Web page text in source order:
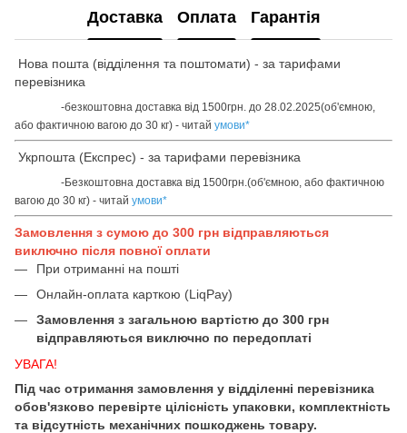
Доставка Оплата Гарантія
Нова пошта (відділення та поштомати) - за тарифами
перевізника
-безкоштовна доставка від 1500грн. до 28.02.2025(об'ємною,
або фактичною вагою до 30 кг) - читай умови*
Укрпошта (Експрес) - за тарифами перевізника
-Безкоштовна доставка від 1500грн.(об'ємною, або фактичною
вагою до 30 кг) - читай умови*
Замовлення з сумою до 300 грн відправляються
виключно після повної оплати
При отриманні на пошті
Онлайн-оплата карткою (LiqPay)
Замовлення з загальною вартістю до 300 грн
відправляються виключно по передоплаті
УВАГА!
Під час отримання замовлення у відділенні перевізника
обов'язково перевірте цілісність упаковки, комплектність
та відсутність механічних пошкоджень товару.